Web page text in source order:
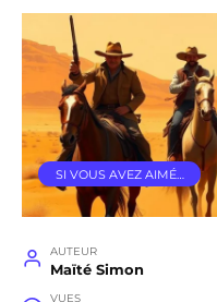
SI VOUS AVEZ AIMÉ…
AUTEUR
Maïté Simon
VUES